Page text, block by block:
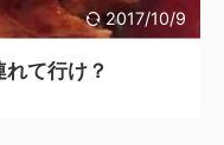
2017/10/9
て行け？